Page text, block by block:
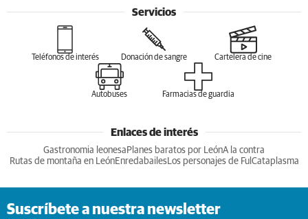
Servicios
Teléfonos de interés Donación de sangre Cartelera de cine
Autobuses Farmacias de guardia
Enlaces de interés
Gastronomia leonesa Planes baratos por LeónA la contra
Rutas de montaña en LeónEnredabailesLos personajes de Ful Cataplasma
Suscríbete a nuestra newsletter